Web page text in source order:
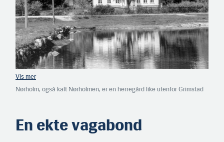
Nørholm, også kalt Nørholmen, er en herregård like utenfor Grim­stad
oppdyrking av tidligere skogsmark og bygget et nett av driftsveier. Han
ønsket å dyrke jorden slik Isak Sellanrå hadde gjort i «Markens
En ekte vagabond